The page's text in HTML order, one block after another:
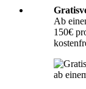
Ab
150€